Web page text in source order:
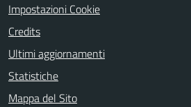
Impostazioni Cookie
Credits
Ultimi aggiornamenti
Statistiche
Mappa del Sito